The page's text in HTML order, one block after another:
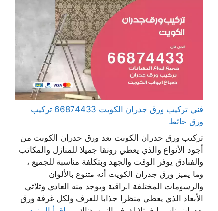
فني تركيب ورق جدران الكويت 66874433 تركيب
ورق حائط
تركيب ورق جدران الكويت يعد ورق جدران الكويت من
أجود الأنواع والذي يعطي رونقا جميلا للمنازل والمكاتب
والفنادق يوفر الوقت والجهد وبتكلفة مناسبة للجميع ،
وما يميز ورق جدران الكويت أنه متنوع بالألوان
والرسومات المختلفة الراقية ويوجد منه العادي وثلاثي
الأبعاد الذي يعطي منظرا جذابا للغرف ولكل غرفة ورق